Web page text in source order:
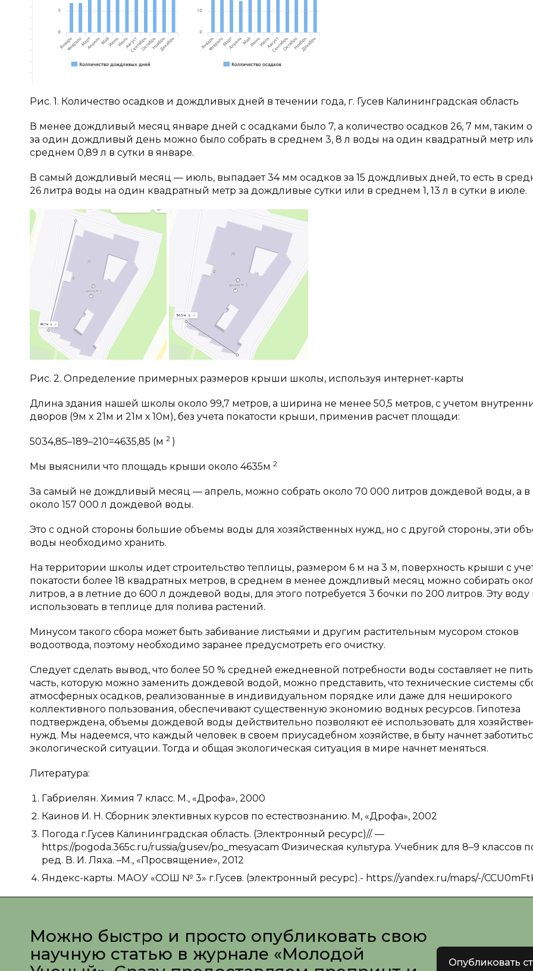
Рис. 1. Количество осадков и дождливых дней в течении года, г. Гусев Калининградская область
В менее дождливый месяц январе дней с осадками было 7, а количество осадков 26, 7 мм, таким
за один дождливый день можно было собрать в среднем 3, 8 л воды на один квадратный метр
среднем 0,89 л в сутки в январе.
В самый дождливый месяц — июль, выпадает 34 мм осадков за 15 дождливых дней, то есть в
26 литра воды на один квадратный метр за дождливые сутки или в среднем 1, 13 л в сутки в июле.
Рис. 2. Определение примерных размеров крыши школы, используя интернет-карты
Длина здания нашей школы около 99,7 метров, а ширина не менее 50,5 метров, с учетом
дворов (9м x 21м и 21м х 10м), без учета покатости крыши, применив расчет площади:
5034,85–189–210=4635,85 (м 2 )
Мы выяснили что площадь крыши около 4635м 2
За самый не дождливый месяц — апрель, можно собрать около 70 000 литров дождевой воды, а
около 157 000 л дождевой воды.
Это с одной стороны большие объемы воды для хозяйственных нужд, но с другой стороны, эти
воды необходимо хранить.
На территории школы идет строительство теплицы, размером 6 м на 3 м, поверхность крыши с
покатости более 18 квадратных метров, в среднем в менее дождливый месяц можно собирать
литров, а в летние до 600 л дождевой воды, для этого потребуется 3 бочки по 200 литров. Эту
использовать в теплице для полива растений.
Минусом такого сбора может быть забивание листьями и другим растительным мусором стоков
водоотвода, поэтому необходимо заранее предусмотреть его очистку.
Следует сделать вывод, что более 50 % средней ежедневной потребности воды составляет не
часть, которую можно заменить дождевой водой, можно представить, что технические системы
атмосферных осадков, реализованные в индивидуальном порядке или даже для неширокого
коллективного пользования, обеспечивают существенную экономию водных ресурсов. Гипотеза
подтверждена, объемы дождевой воды действительно позволяют её использовать для
нужд. Мы надеемся, что каждый человек в своем приусадебном хозяйстве, в быту начнет
экологической ситуации. Тогда и общая экологическая ситуация в мире начнет меняться.
Литература:
Габриелян. Химия 7 класс. М., «Дрофа», 2000
Каинов И. Н. Сборник элективных курсов по естествознанию. М, «Дрофа», 2002
Погода г.Гусев Калининградская область. (Электронный ресурс)//. —
https://pogoda.365c.ru/russia/gusev/po_mesyacam Физическая культура. Учебник для 8–9 классов
ред. В. И. Ляха. –М., «Просвящение», 2012
Яндекс-карты. МАОУ «СОШ № 3» г.Гусев. (электронный ресурс).- https://yandex.ru/maps/-/
Можно быстро и просто опубликовать свою
научную статью в журнале «Молодой
Опубликовать